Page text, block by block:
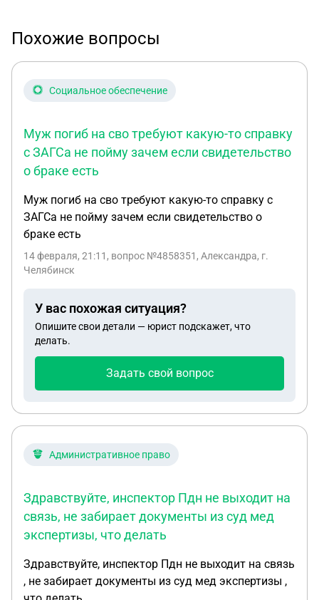
Похожие вопросы
Социальное обеспечение
Муж погиб на сво требуют какую-то справку
с ЗАГСа не пойму зачем если свидетельство
о браке есть
Муж погиб на сво требуют какую-то справку с
ЗАГСа не пойму зачем если свидетельство о
браке есть
14 февраля, 21:11 , вопрос №4858351, Александра, г.
Челябинск
У вас похожая ситуация?
Опишите свои детали — юрист подскажет, что
делать.
Задать свой вопрос
Административное право
Здравствуйте, инспектор Пдн не выходит на
связь, не забирает документы из суд мед
экспертизы, что делать
Здравствуйте, инспектор Пдн не выходит на связь
, не забирает документы из суд мед экспертизы ,